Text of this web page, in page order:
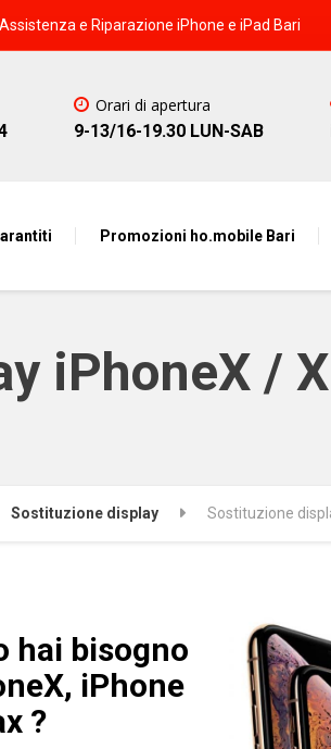
e Riparazione iPhone e iPad Bari
Promozioni ho.mobile Bari
Orari di apertura
9-13/16-19.30 LUN-SAB
iPhoneX /
Sostituzione display Sostituzione
hai bisogno
iPhone
?